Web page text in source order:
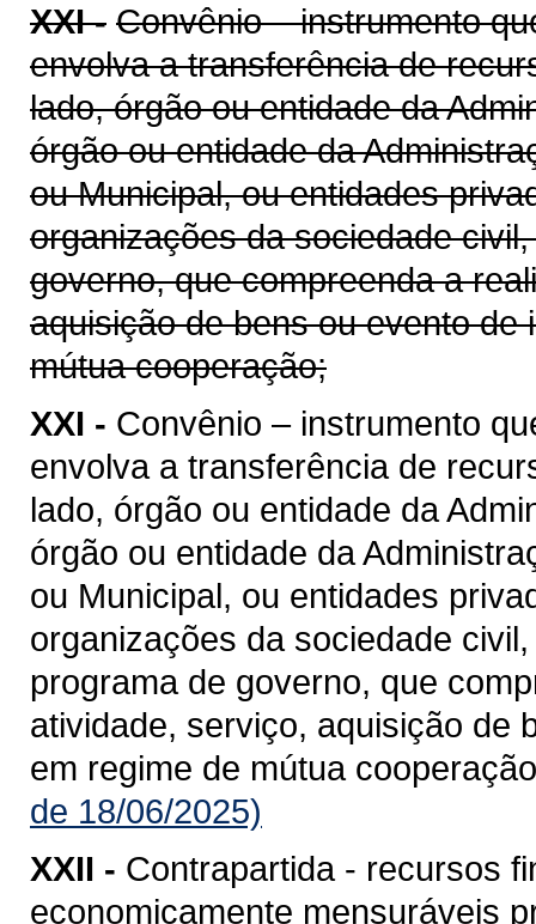
XXI - Convênio – instrumento
envolva a transferência de
lado, órgão ou entidade da
órgão ou entidade da
ou Municipal, ou entidades
organizações da sociedade
governo, que compreenda a
aquisição de bens ou evento
mútua cooperação;
XXI - Convênio – instrumento
envolva a transferência de
lado, órgão ou entidade da
órgão ou entidade da
ou Municipal, ou entidades
organizações da sociedade
programa de governo, que
atividade, serviço, aquisição de
em regime de mútua
de 18/06/2025)
XXII - Contrapartida - recursos
economicamente mensuráveis